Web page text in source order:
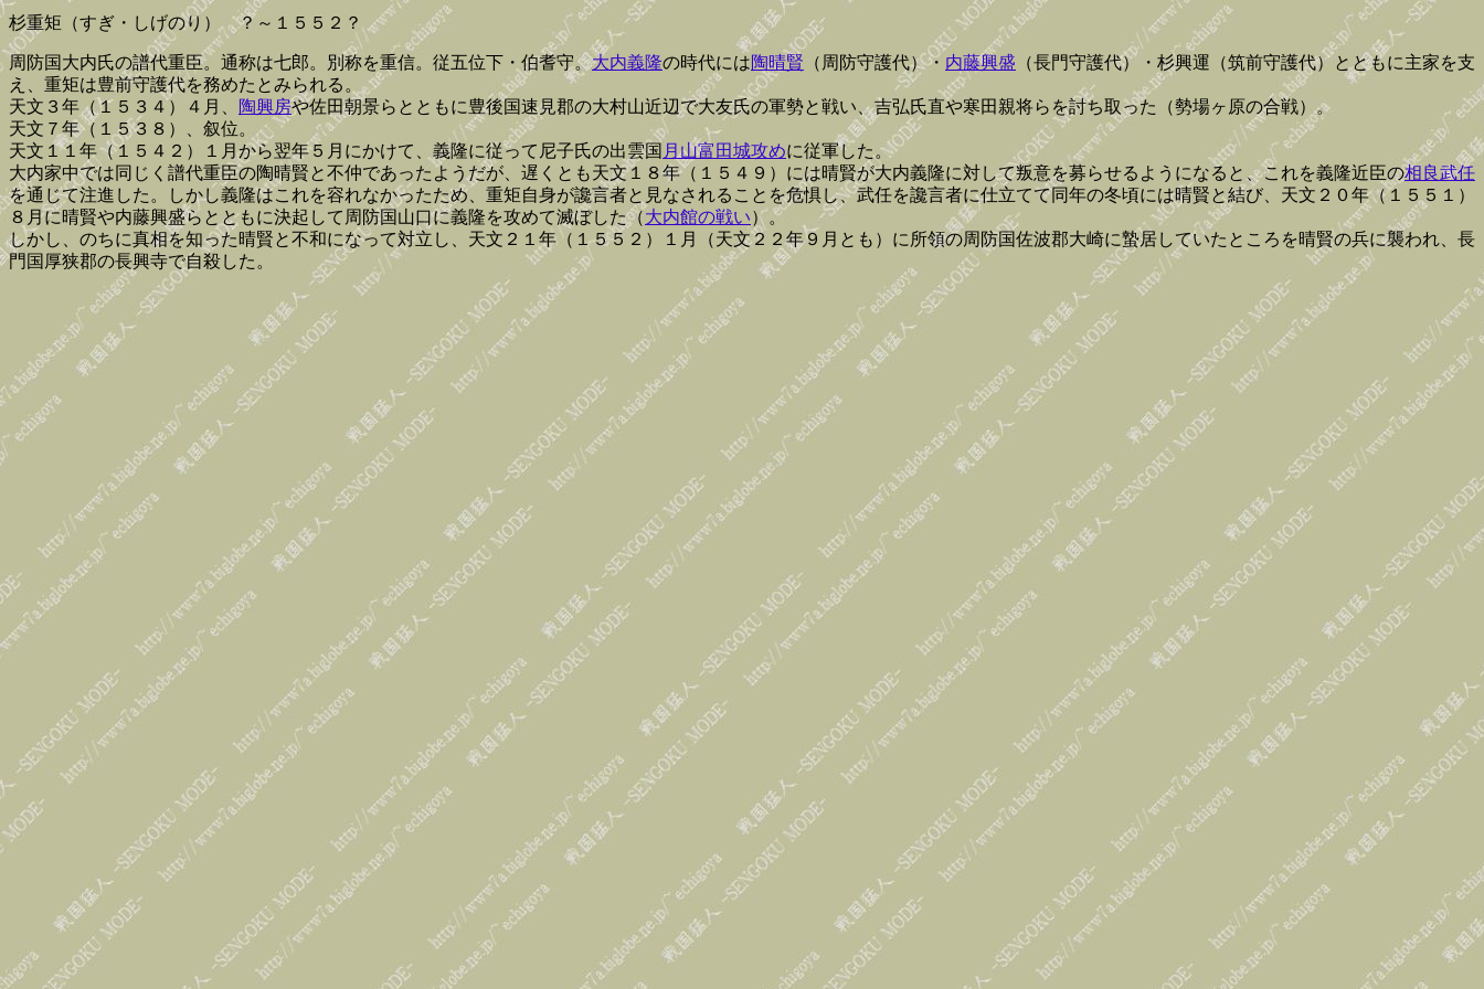
杉重矩（すぎ・しげのり） ？～１５５２？
周防国大内氏の譜代重臣。通称は七郎。別称を重信。従五位下・伯耆守。大内義隆の時代には陶晴賢 （周防守護代）・ 内藤興盛 （長門守護代）・杉興運（筑前守護代）とともに主家を支
え、重矩は豊前守護代を務めたとみられる。
天文３年（１５３４）４月、
陶興房や佐田朝景らとともに豊後国速見郡の大村山近辺で大友氏の軍勢と戦い、吉弘氏直や寒田親将らを討ち取った（勢場ヶ原の合戦）。
天文７年（１５３８）、叙位。
天文１１年（１５４２）１月から翌年５月にかけて、義隆に従って尼子氏の出雲国 月山富田城攻めに従軍した。
大内家中では同じく譜代重臣の陶晴賢と不仲であったようだが、遅くとも天文１８年（１５４９）には晴賢が大内義隆に対して叛意を募らせるようになると、これを義隆近臣の相良武任
を通じて注進した。しかし義隆はこれを容れなかったため、重矩自身が讒言者と見なされることを危惧し、武任を讒言者に仕立てて同年の冬頃には晴賢と結び、天文２０年（１５５１）
８月に晴賢や内藤興盛らとともに決起して周防国山口に義隆を攻めて滅ぼした（大内館の戦い）。
しかし、のちに真相を知った晴賢と不和になって対立し、天文２１年（１５５２）１月（天文２２年９月とも）に所領の周防国佐波郡大崎に蟄居していたところを晴賢の兵に襲われ、長
門国厚狭郡の長興寺で自殺した。